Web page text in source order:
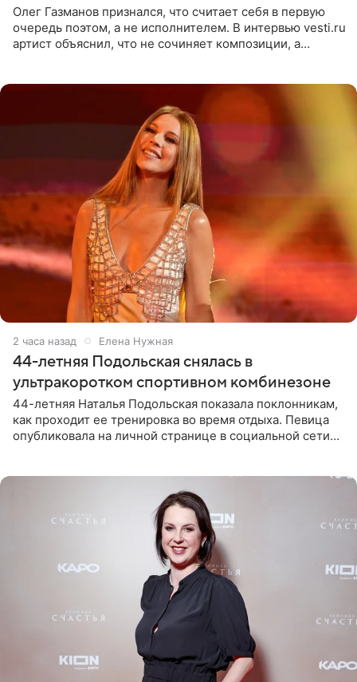
Олег Газманов признался, что считает себя в первую
очередь поэтом, а не исполнителем. В интервью vesti.ru
артист объяснил, что не сочиняет композиции, а
2 часа назад Елена Нужная
44-летняя Подольская снялась в
ультракоротком спортивном комбинезоне
44-летняя Наталья Подольская показала поклонникам,
как проходит ее тренировка во время отдыха. Певица
опубликовала на личной странице в социальной сети